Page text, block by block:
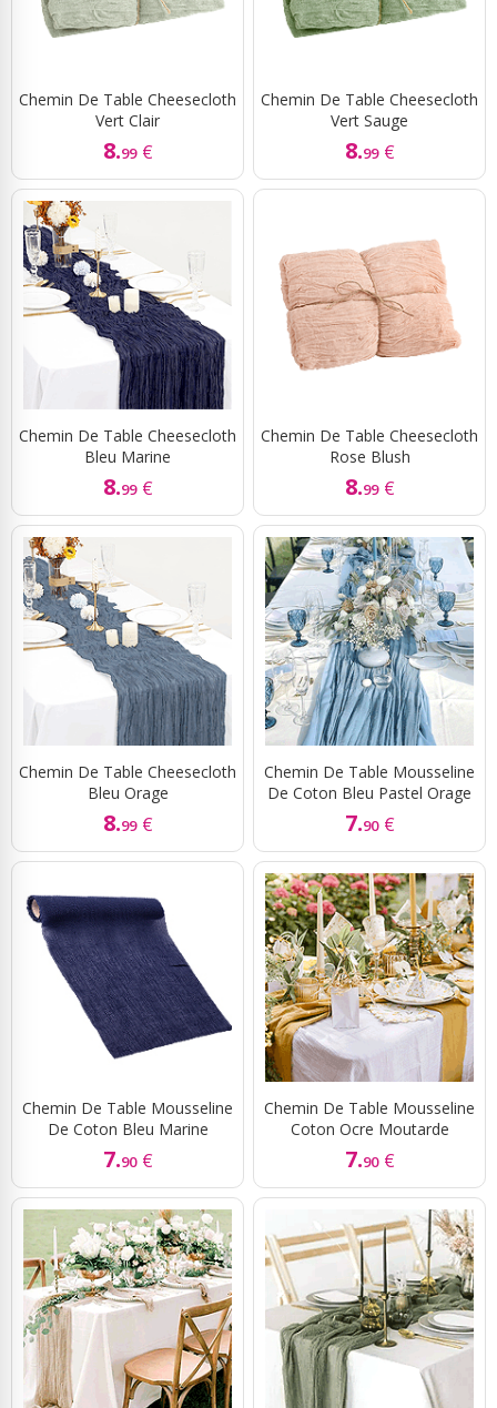
Chemin De Table Cheesecloth
Vert Clair
8.99 €
Chemin De Table Cheesecloth
Vert Sauge
8.99 €
Chemin De Table Cheesecloth
Bleu Marine
8.99 €
Chemin De Table Cheesecloth
Rose Blush
8.99 €
Chemin De Table Cheesecloth
Bleu Orage
8.99 €
Chemin De Table Mousseline
De Coton Bleu Pastel Orage
7.90 €
Chemin De Table Mousseline
De Coton Bleu Marine
7.90 €
Chemin De Table Mousseline
Coton Ocre Moutarde
7.90 €